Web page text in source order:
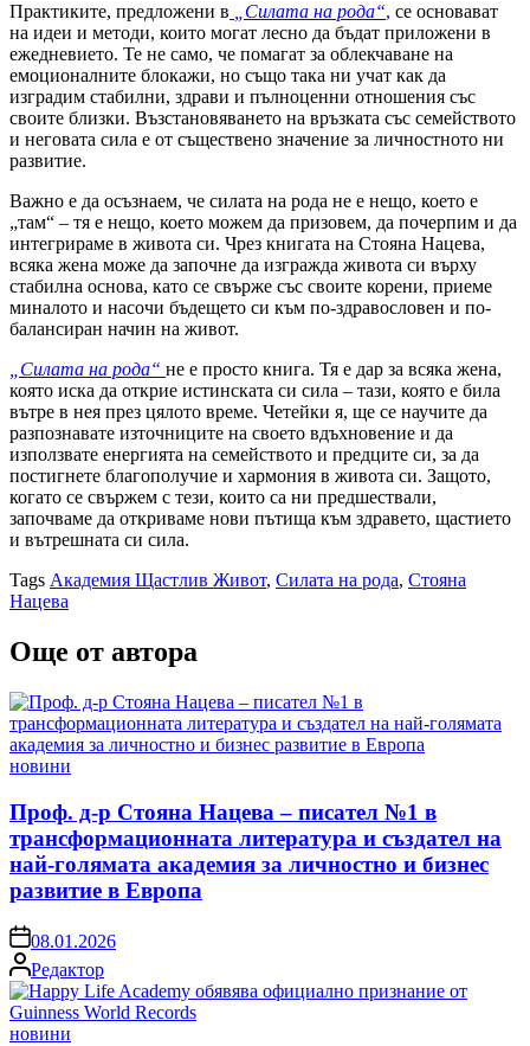
Практиките, предложени в
„Силата на рода“, се основават
на идеи и методи, които могат лесно да бъдат приложени в
ежедневието. Те не само, че помагат за облекчаване на
емоционалните блокажи, но също така ни учат как да
изградим стабилни, здрави и пълноценни отношения със
своите близки. Възстановяването на връзката със семейството
и неговата сила е от съществено значение за личностното ни
развитие.
Важно е да осъзнаем, че силата на рода не е нещо, което е
„там“ – тя е нещо, което можем да призовем, да почерпим и да
интегрираме в живота си. Чрез книгата на Стояна Нацева,
всяка жена може да започне да изгражда живота си върху
стабилна основа, като се свърже със своите корени, приеме
миналото и насочи бъдещето си към по-здравословен и по-
балансиран начин на живот.
„Силата на рода“ не е просто книга. Тя е дар за всяка жена,
която иска да открие истинската си сила – тази, която е била
вътре в нея през цялото време. Четейки я, ще се научите да
разпознавате източниците на своето вдъхновение и да
използвате енергията на семейството и предците си, за да
постигнете благополучие и хармония в живота си. Защото,
когато се свържем с тези, които са ни предшествали,
започваме да откриваме нови пътища към здравето, щастието
и вътрешната си сила.
Tags Академия Щастлив Живот, Силата на рода, Стояна
Нацева
Още от автора
Posted
новини
Проф. д-р Стояна Нацева – писател №1 в
трансформационната литература и създател на
най-голямата академия за личностно и бизнес
развитие в Европа
on08.01.2026
Posted
by
Редактор
Posted
новини